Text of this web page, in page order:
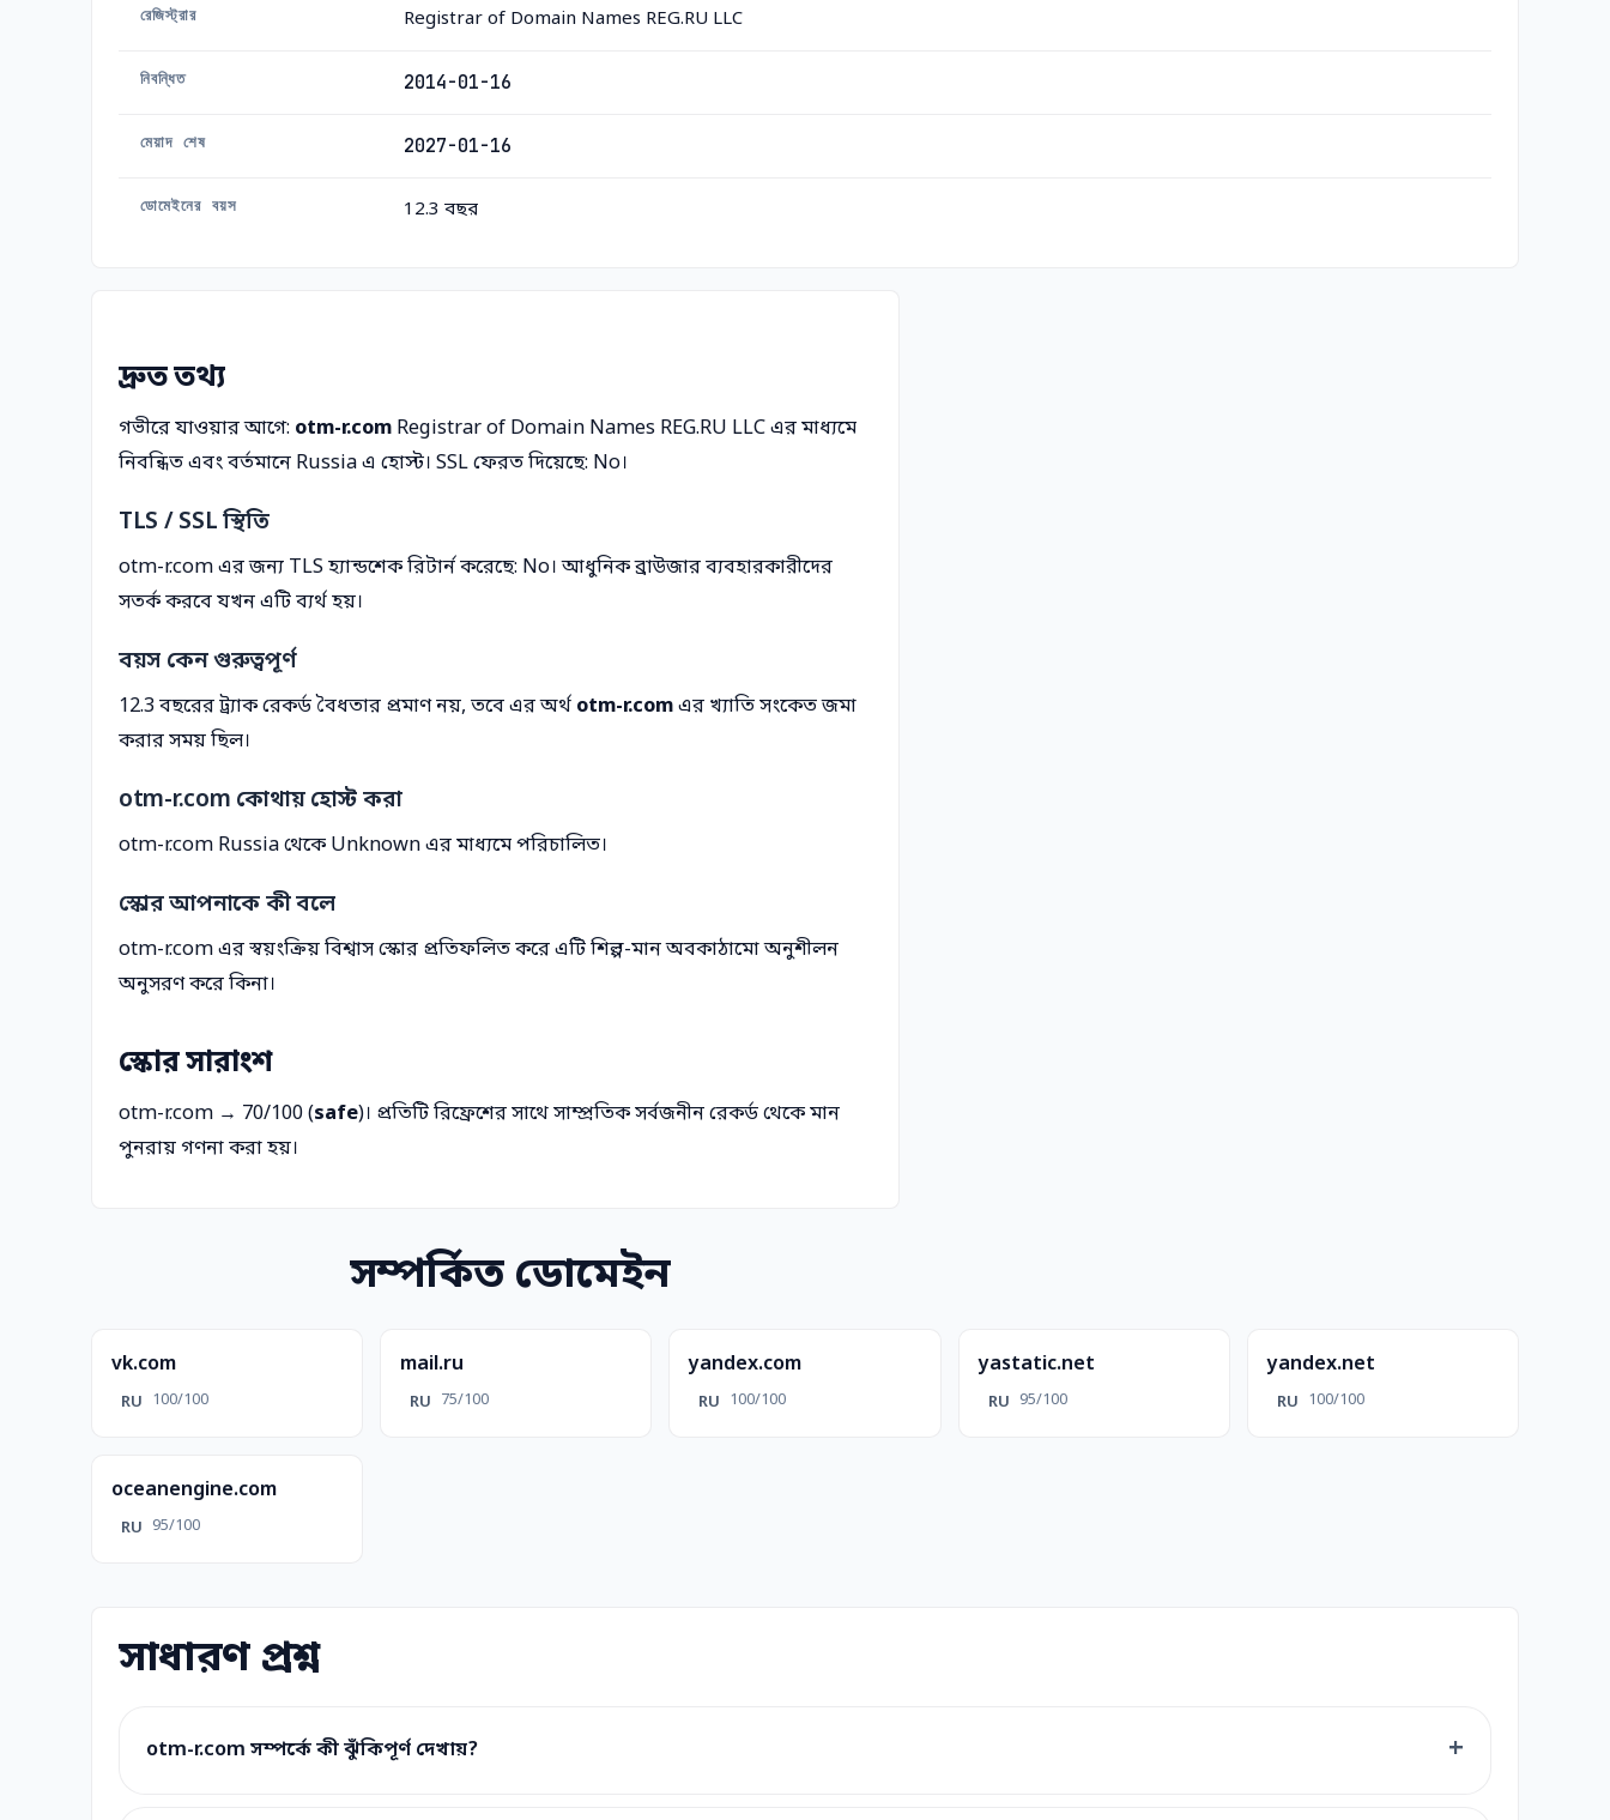
রেজিস্ট্রার Registrar of Domain Names REG.RU LLC
নিবন্ধিত 2014-01-16
মেয়াদ শেষ 2027-01-16
ডোমেইনের বয়স 12.3 বছর
দ্রুত তথ্য
গভীরে যাওয়ার আগে: otm-r.com Registrar of Domain Names REG.RU LLC এর মাধ্যমে
নিবন্ধিত এবং বর্তমানে Russia এ হোস্ট। SSL ফেরত দিয়েছে: No।
TLS / SSL স্থিতি
otm-r.com এর জন্য TLS হ্যান্ডশেক রিটার্ন করেছে: No। আধুনিক ব্রাউজার ব্যবহারকারীদের
সতর্ক করবে যখন এটি ব্যর্থ হয়।
বয়স কেন গুরুত্বপূর্ণ
12.3 বছরের ট্র্যাক রেকর্ড বৈধতার প্রমাণ নয়, তবে এর অর্থ otm-r.comএর খ্যাতি সংকেত জমা
করার সময় ছিল।
otm-r.com কোথায় হোস্ট করা
otm-r.com Russia থেকে Unknown এর মাধ্যমে পরিচালিত।
স্কোর আপনাকে কী বলে
otm-r.com এর স্বয়ংক্রিয় বিশ্বাস স্কোর প্রতিফলিত করে এটি শিল্প-মান অবকাঠামো অনুশীলন
অনুসরণ করে কিনা।
স্কোর সারাংশ
otm-r.com → 70/100 (safe)। প্রতিটি রিফ্রেশের সাথে সাম্প্রতিক সর্বজনীন রেকর্ড থেকে মান
পুনরায় গণনা করা হয়।
সম্পর্কিত ডোমেইন
vk.com
RU 100/100
mail.ru
RU 75/100
yandex.com
RU 100/100
yastatic.net
RU 95/100
yandex.net
RU 100/100
oceanengine.com
RU 95/100
সাধারণ প্রশ্ন
otm-r.com সম্পর্কে কী ঝুঁকিপূর্ণ দেখায়?